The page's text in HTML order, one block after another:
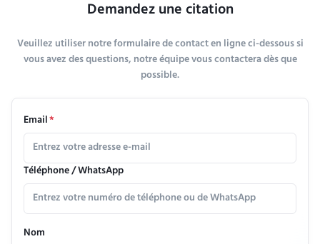
Demandez une citation
Veuillez utiliser notre formulaire de contact en ligne ci-dessous si
vous avez des questions, notre équipe vous contactera dès que
possible.
Email*
Téléphone / WhatsApp
Nom